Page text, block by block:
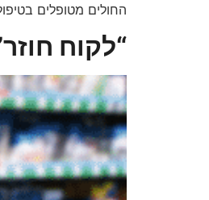
החולים מטופלים
“לקוח